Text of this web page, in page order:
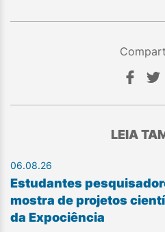
LEIA
06.08.26
Estudantes
mostra de projetos
da Expociência